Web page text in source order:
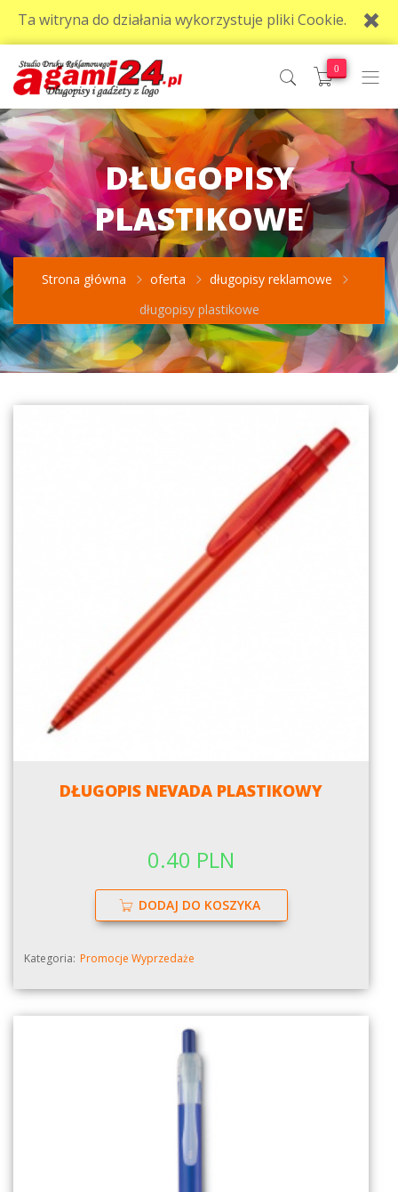
Ta witryna do działania wykorzystuje pliki Cookie.
0
DŁUGOPISY
PLASTIKOWE
Strona główna oferta
długopisy reklamowe
długopisy plastikowe
DŁUGOPIS NEVADA PLASTIKOWY
0.40 PLN
DODAJ DO KOSZYKA
Kategoria: Promocje Wyprzedaże